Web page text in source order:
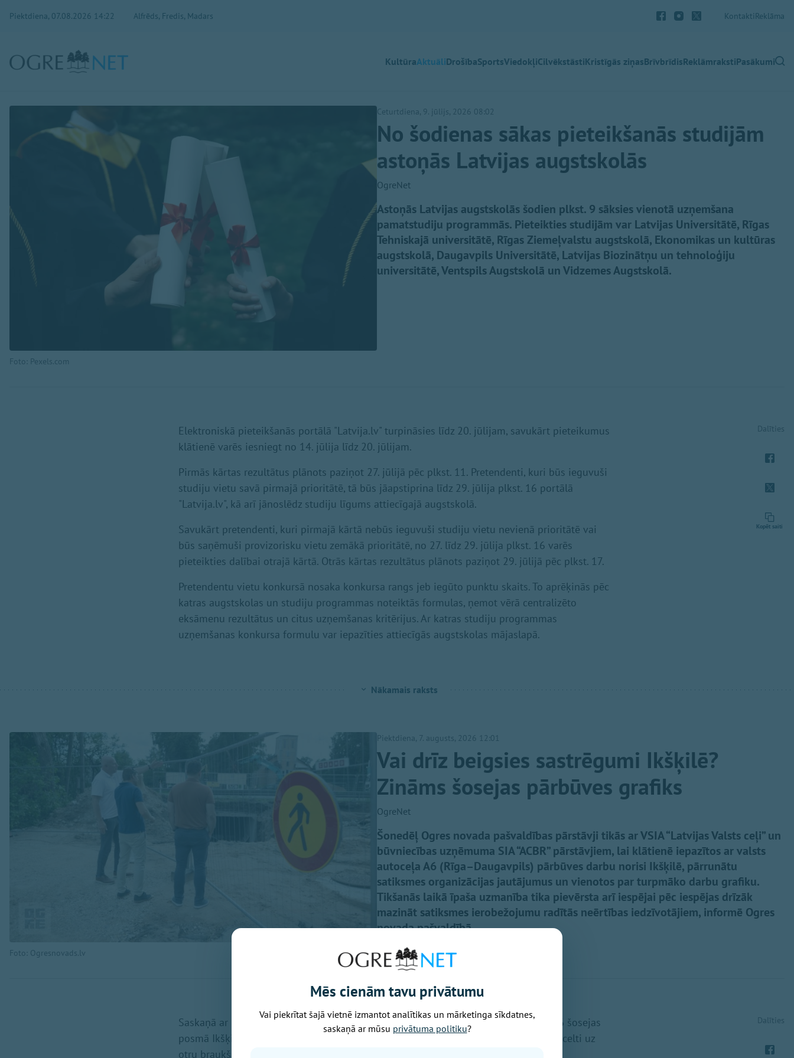
Piektdiena, 07.08.2026 14:22 Alfrēds, Fredis, Madars KontaktiReklāma
KultūraAktuāliDrošībaSportsViedokļiCilvēkstāstiKristīgās ziņasBrīvbrīdisReklāmrakstiPasākumi
Foto: Pexels.com
Ceturtdiena, 9. jūlijs, 2026 08:02
No šodienas sākas pieteikšanās studijām
astoņās Latvijas augstskolās
OgreNet
Astoņās Latvijas augstskolās šodien plkst. 9 sāksies vienotā uzņemšana
pamatstudiju programmās. Pieteikties studijām var Latvijas Universitātē, Rīgas
Tehniskajā universitātē, Rīgas Ziemeļvalstu augstskolā, Ekonomikas un kultūras
augstskolā, Daugavpils Universitātē, Latvijas Biozinātņu un tehnoloģiju
universitātē, Ventspils Augstskolā un Vidzemes Augstskolā.
Elektroniskā pieteikšanās portālā "Latvija.lv" turpināsies līdz 20. jūlijam, savukārt pieteikumus
klātienē varēs iesniegt no 14. jūlija līdz 20. jūlijam.
Pirmās kārtas rezultātus plānots paziņot 27. jūlijā pēc plkst. 11. Pretendenti, kuri būs ieguvuši
studiju vietu savā pirmajā prioritātē, tā būs jāapstiprina līdz 29. jūlija plkst. 16 portālā
"Latvija.lv", kā arī jānoslēdz studiju līgums attiecīgajā augstskolā.
Savukārt pretendenti, kuri pirmajā kārtā nebūs ieguvuši studiju vietu nevienā prioritātē vai
būs saņēmuši provizorisku vietu zemākā prioritātē, no 27. līdz 29. jūlija plkst. 16 varēs
pieteikties dalībai otrajā kārtā. Otrās kārtas rezultātus plānots paziņot 29. jūlijā pēc plkst. 17.
Pretendentu vietu konkursā nosaka konkursa rangs jeb iegūto punktu skaits. To aprēķinās pēc
katras augstskolas un studiju programmas noteiktās formulas, ņemot vērā centralizēto
eksāmenu rezultātus un citus uzņemšanas kritērijus. Ar katras studiju programmas
uzņemšanas konkursa formulu var iepazīties attiecīgās augstskolas mājaslapā.
Dalīties
Kopēt saiti
Nākamais raksts
Foto: Ogresnovads.lv
Piektdiena, 7. augusts, 2026 12:01
Vai drīz beigsies sastrēgumi Ikšķilē?
Zināms šosejas pārbūves grafiks
OgreNet
Šonedēļ Ogres novada pašvaldības pārstāvji tikās ar VSIA “Latvijas Valsts ceļi” un
būvniecības uzņēmuma SIA “ACBR” pārstāvjiem, lai klātienē iepazītos ar valsts
autoceļa A6 (Rīga–Daugavpils) pārbūves darbu norisi Ikšķilē, pārrunātu
satiksmes organizācijas jautājumus un vienotos par turpmāko darbu grafiku.
Tikšanās laikā īpaša uzmanība tika pievērsta arī iespējai pēc iespējas drīzāk
mazināt satiksmes ierobežojumu radītās neērtības iedzīvotājiem, informē Ogres
novada pašvaldībā.
Saskaņā ar būvdarbu veicēju sniegto informāciju pašlaik slēgto braukšanas joslu A6 šosejas
posmā Ikšķilē plānots atvērt satiksmei šī gada septembrī. Pēc tam būvdarbi tiks pārcelti uz
otru braukšanas joslu, saglabājot satiksmes organizāciju atbilstoši darbu gaitai.
Dalīties
Mēs cienām tavu privātumu
Vai piekrītat šajā vietnē izmantot analītikas un mārketinga sīkdatnes,
saskaņā ar mūsu privātuma politiku?